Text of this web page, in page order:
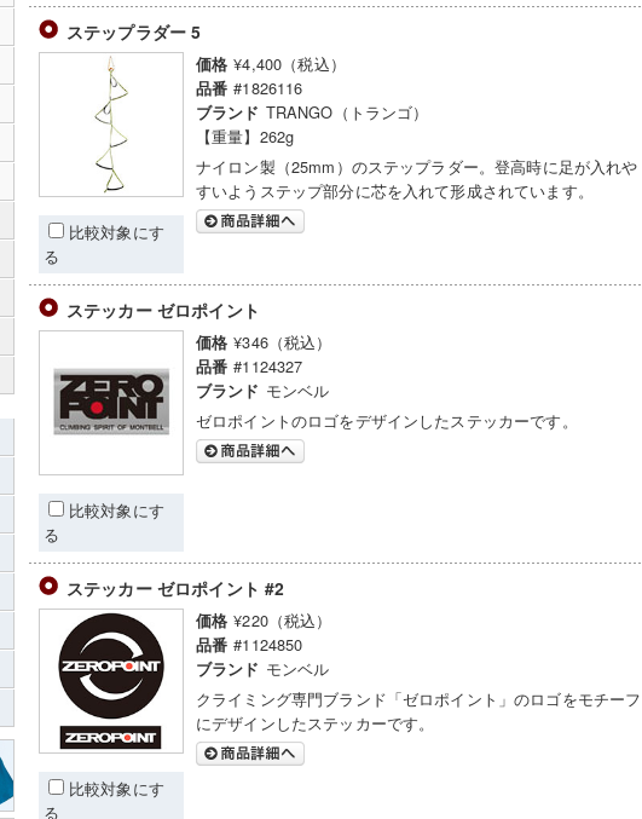
ステップラダー 5
比較対象にす
る
価格 ¥4,400（税込）
品番 #1826116
ブランド TRANGO（トランゴ）
【重量】262g
ナイロン製（25mm）のステップラダー。登高時に足が入れや
すいようステップ部分に芯を入れて形成されています。
ステッカー ゼロポイント
比較対象にす
る
価格 ¥346（税込）
品番 #1124327
ブランド モンベル
ゼロポイントのロゴをデザインしたステッカーです。
ステッカー ゼロポイント #2
比較対象にす
る
価格 ¥220（税込）
品番 #1124850
ブランド モンベル
クライミング専門ブランド「ゼロポイント」のロゴをモチーフ
にデザインしたステッカーです。